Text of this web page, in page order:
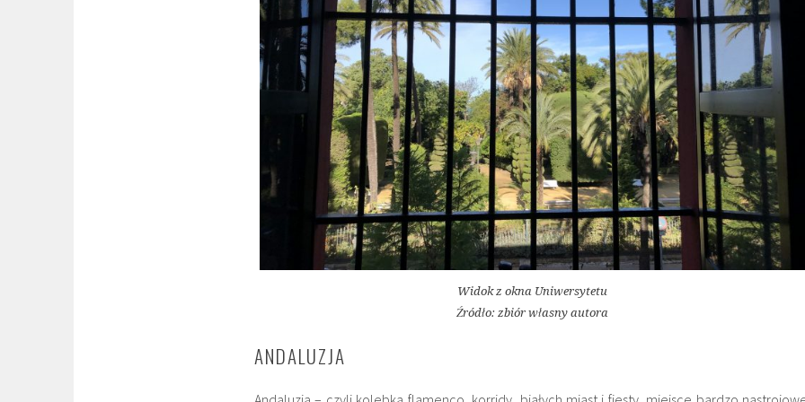
Widok z okna Uniwersytetu
Źródło: zbiór własny autora
ANDALUZJA